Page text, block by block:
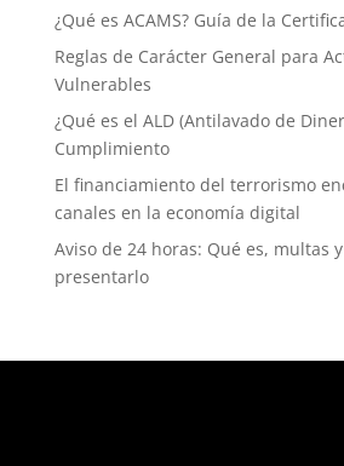
¿Qué es ACAMS? Guía de la
Reglas de Carácter General para
Vulnerables
¿Qué es el ALD (Antilavado de
Cumplimiento
El financiamiento del terrorismo
canales en la economía digital
Aviso de 24 horas: Qué es, multas
presentarlo